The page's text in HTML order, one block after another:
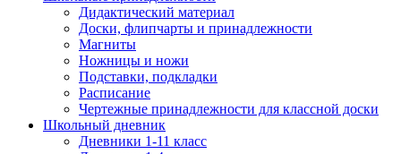
Дидактический материал
Доски, флипчарты и принадлежности
Магниты
Ножницы и ножи
Подставки, подкладки
Расписание
Чертежные принадлежности для классной доски
Школьный дневник
Дневники 1-11 класс